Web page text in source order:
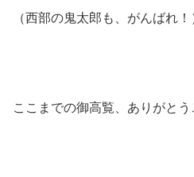
（西部の鬼太郎も、がんばれ！
ここまでの御高覧、ありがとう